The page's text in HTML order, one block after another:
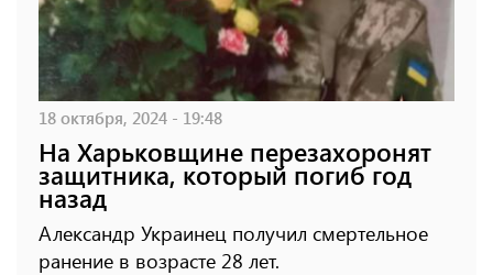
18 октября, 2024 - 19:48
На Харьковщине перезахоронят
защитника, который погиб год
назад
Александр Украинец получил смертельное
ранение в возрасте 28 лет.